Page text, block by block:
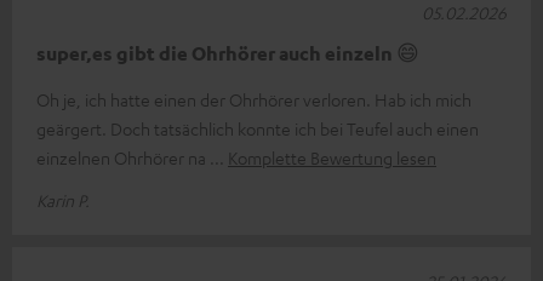
super,es gibt die Ohrhörer auch einzeln 😄
Oh je, ich hatte einen der Ohrhörer verloren. Hab ich mich
geärgert. Doch tatsächlich konnte ich bei Teufel auch einen
einzelnen Ohrhörer na
Komplette Bewertung lesen
Karin P.
05.02.2026